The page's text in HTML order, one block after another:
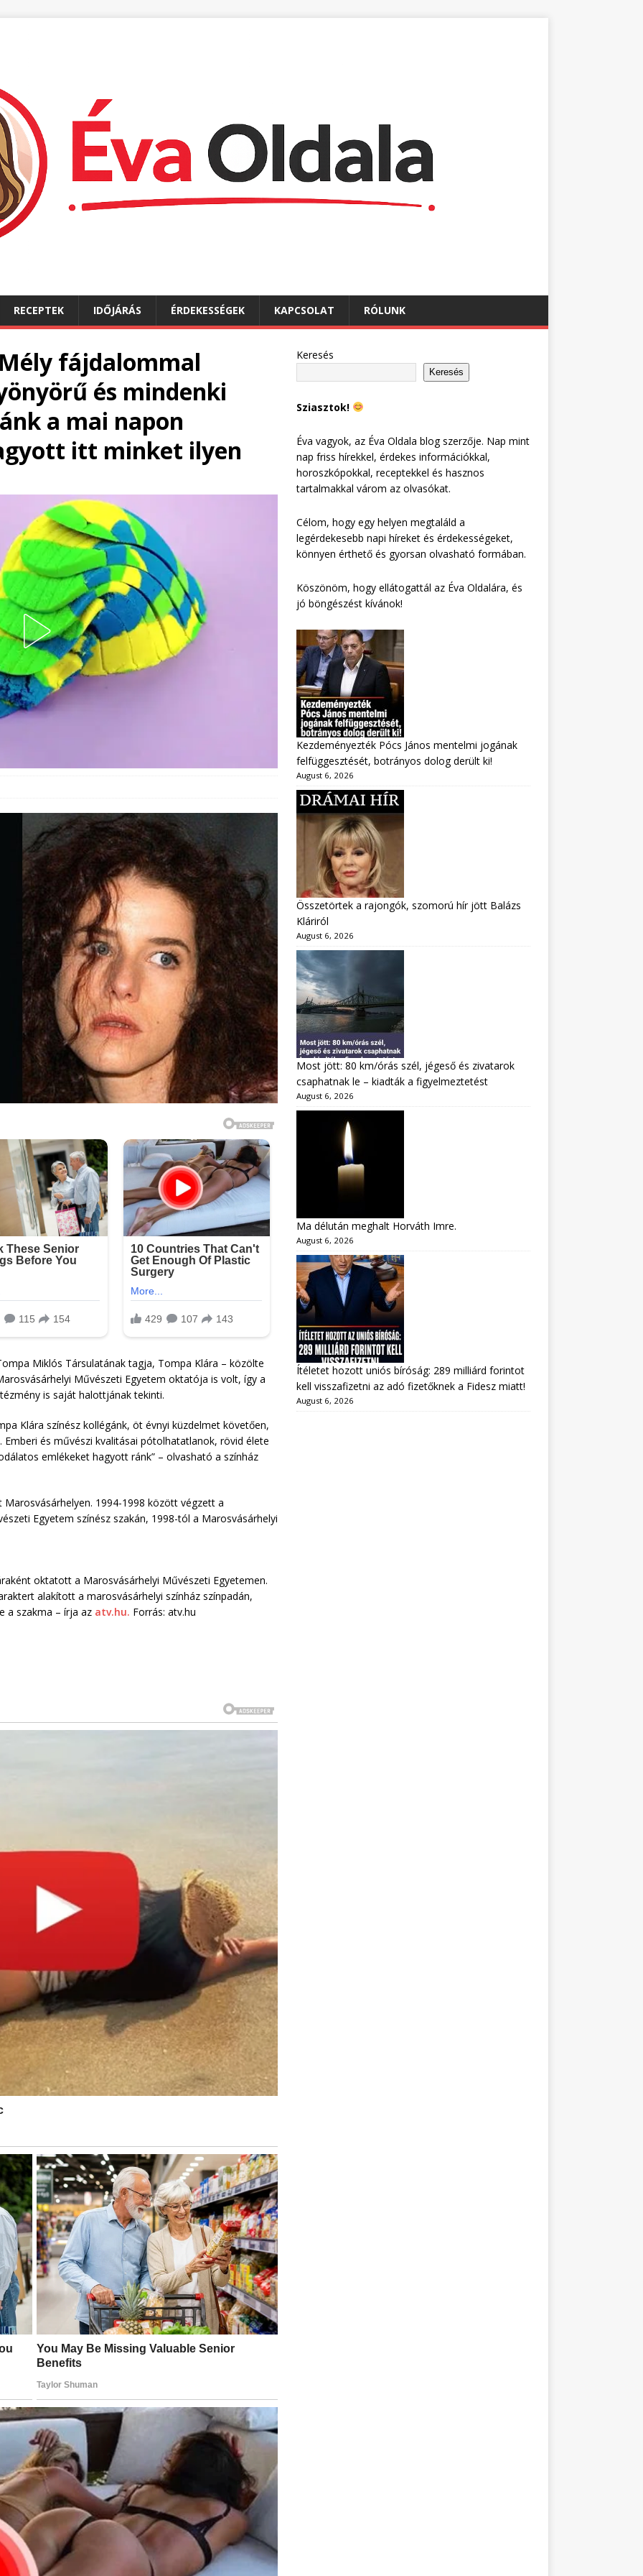
RECEPTEK IDŐJÁRÁS ÉRDEKESSÉGEK KAPCSOLAT RÓLUNK
fájdalommal
és mindenki
a mai napon
itt minket ilyen
Miklós Társulatának tagja, Tompa Klára – közölte
Művészeti Egyetem oktatója is volt, így a
is saját halottjának tekinti.
Klára színész kollégánk, öt évnyi küzdelmet követően,
és művészi kvalitásai pótolhatatlanok, rövid élete
emlékeket hagyott ránk” – olvasható a színház
1994-1998 között végzett a
Egyetem színész szakán, 1998-tól a Marosvásárhelyi
oktatott a Marosvásárhelyi Művészeti Egyetemen.
alakított a marosvásárhelyi színház színpadán,
a szakma – írja az atv.hu. Forrás: atv.hu
Keresés
Keresés
Sziasztok!
Éva vagyok, az Éva Oldala blog szerzője. Nap mint
nap friss hírekkel, érdekes információkkal,
horoszkópokkal, receptekkel és hasznos
tartalmakkal várom az olvasókat.
Célom, hogy egy helyen megtaláld a
legérdekesebb napi híreket és érdekességeket,
könnyen érthető és gyorsan olvasható formában.
Köszönöm, hogy ellátogattál az Éva Oldalára, és
jó böngészést kívánok!
Kezdeményezték Pócs János mentelmi jogának
felfüggesztését, botrányos dolog derült ki!
August 6, 2026
Összetörtek a rajongók, szomorú hír jött Balázs
Kláriról
August 6, 2026
Most jött: 80 km/órás szél, jégeső és zivatarok
csaphatnak le – kiadták a figyelmeztetést
August 6, 2026
Ma délután meghalt Horváth Imre.
August 6, 2026
Ítéletet hozott uniós bíróság: 289 milliárd forintot
kell visszafizetni az adó fizetőknek a Fidesz miatt!
August 6, 2026